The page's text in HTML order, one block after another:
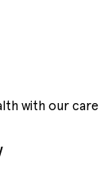
with our care